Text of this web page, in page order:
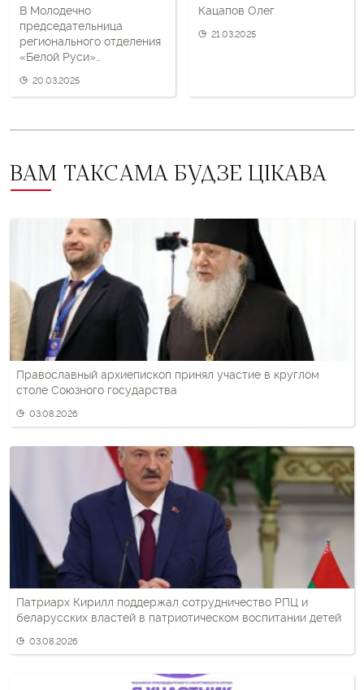
В Молодечно
председательница
регионального отделения
«Белой Руси»
воспитанниками
20.03.2025
Кацапов Олег
21.03.2025
ВАМ ТАКСАМА БУДЗЕ ЦІКАВА
Православный архиепископ принял участие в круглом
столе Союзного государства
03.08.2026
Патриарх Кирилл поддержал сотрудничество РПЦ и
беларусских властей в патриотическом воспитании детей
03.08.2026